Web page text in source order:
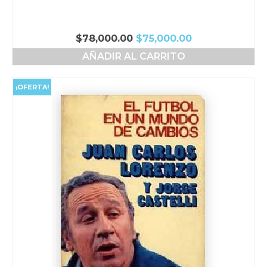
$78,000.00 El
precio
original
$75,000.00El
precio
AÑADIR AL CARRITO
¡OFERTA!